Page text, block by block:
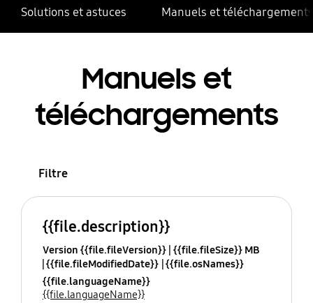
Solutions et astuces Manuels et téléchargements
Manuels et
téléchargements
Filtre
{{file.description}}
Version {{file.fileVersion}} {{file.fileSize}} MB
{{file.fileModifiedDate}} {{file.osNames}}
{{file.languageName}}
{{file.languageName}}